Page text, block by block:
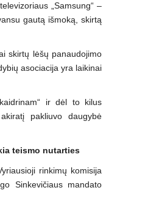
„Samsung“ –
gautą išmoką, skirtą
skirtų lėšų panaudojimo
asociacija yra laikinai
ir dėl to kilus
pakliuvo daugybė
teismo nutarties
rinkimų komisija
Sinkevičiaus mandato